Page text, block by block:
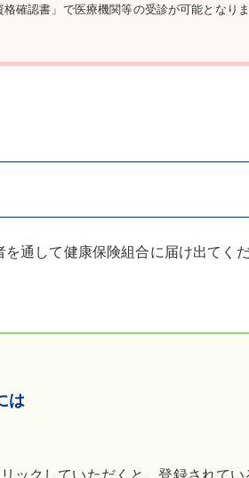
確認書」で医療機関等の受診が可能となりま
通して健康保険組合に届け出てくだ
は
ックしていただくと、登録されてい